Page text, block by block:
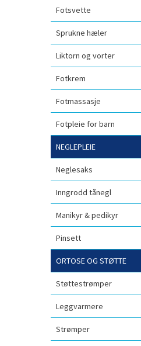
Fotsvette
Sprukne hæler
Liktorn og vorter
Fotkrem
Fotmassasje
Fotpleie for barn
NEGLEPLEIE
Neglesaks
Inngrodd tånegl
Manikyr & pedikyr
Pinsett
ORTOSE OG STØTTE
Støttestrømper
Leggvarmere
Strømper